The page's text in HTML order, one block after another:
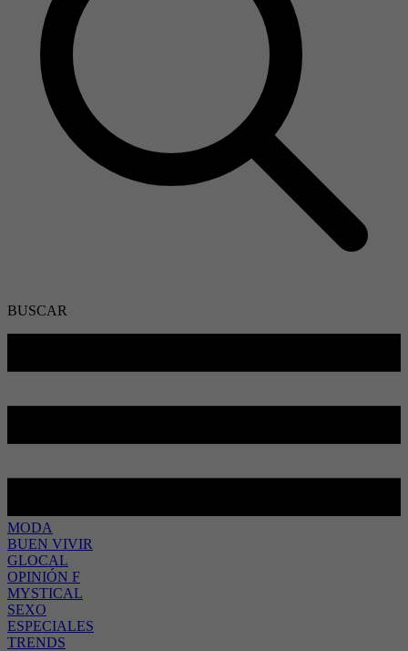
BUSCAR
MODA
BUEN VIVIR
GLOCAL
OPINIÓN F
MYSTICAL
SEXO
ESPECIALES
TRENDS